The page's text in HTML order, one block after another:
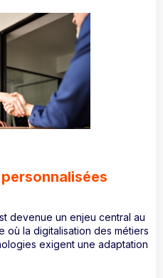
devenue un enjeu central au
où la digitalisation des métiers
exigent une adaptation